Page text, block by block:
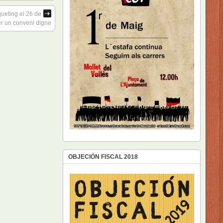
el 26 de
un conveni digne
OBJECIÓN FISCAL 2018